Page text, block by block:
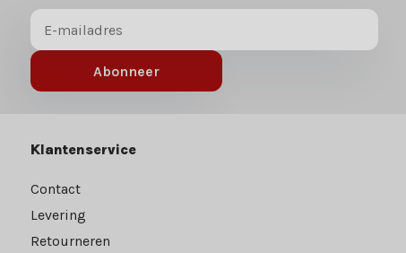
Abonneer
Klantenservice
Contact
Levering
Retourneren